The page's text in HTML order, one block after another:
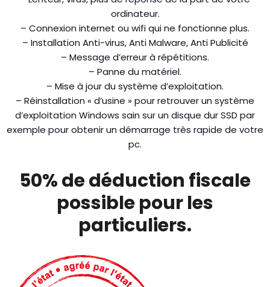
ordinateur.
– Connexion internet ou wifi qui ne fonctionne plus.
– Installation Anti-virus, Anti Malware, Anti Publicité
– Message d’erreur à répétitions.
– Panne du matériel.
– Mise à jour du système d’exploitation.
– Réinstallation « d’usine » pour retrouver un système
d’exploitation Windows sain sur un disque dur SSD par
exemple pour obtenir un démarrage très rapide de votre
pc.
50% de déduction fiscale
possible pour les
particuliers.